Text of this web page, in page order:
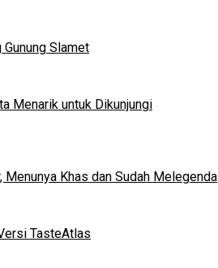
Slamet
Menarik untuk Dikunjungi
Khas dan Sudah Melegenda
TasteAtlas